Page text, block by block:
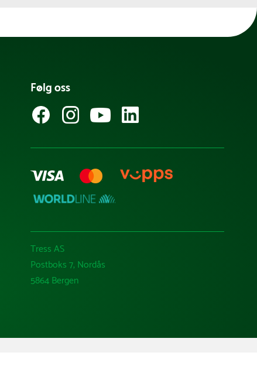
Følg oss
Tress AS
Postboks 7, Nordås
5864 Bergen